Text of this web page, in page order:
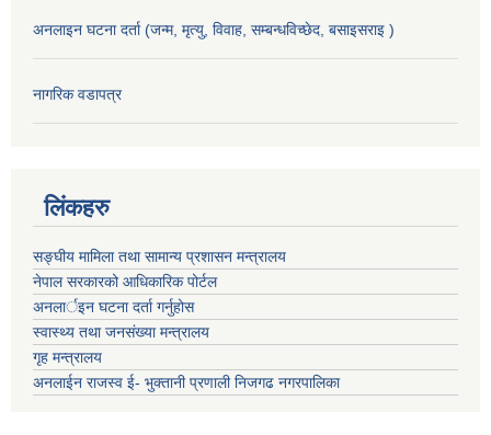
अनलाइन घटना दर्ता (जन्म, मृत्यु, विवाह, सम्बन्धविच्छेद, बसाइसराइ )
नागरिक वडापत्र
लिंकहरु
सङ्‍घीय मामिला तथा सामान्य प्रशासन मन्त्रालय
नेपाल सरकारको आधिकारिक पोर्टल
अनलार्इन घटना दर्ता गर्नुहोस
स्वास्थ्य तथा जनसंख्या मन्त्रालय
गृह मन्त्रालय
अनलाईन राजस्व ई- भुक्तानी प्रणाली निजगढ नगरपालिका